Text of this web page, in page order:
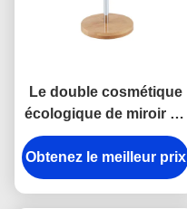
Le double cosmétique
écologique de miroir de
Tableau dégrossit
bambou de bureau en
bois de miroir
Obtenez le meilleur prix